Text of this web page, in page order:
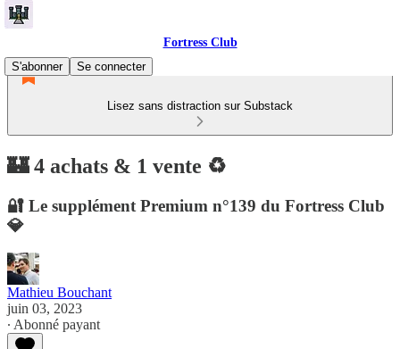
Fortress Club
S'abonner
Se connecter
Lisez sans distraction sur Substack
🏰 4 achats & 1 vente ♻️
🔐 Le supplément Premium n°139 du Fortress Club
💎
Mathieu Bouchant
juin 03, 2023
∙ Abonné payant